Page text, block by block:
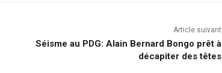
Article suivant
Séisme au PDG: Alain Bernard Bongo prêt à
décapiter des têtes